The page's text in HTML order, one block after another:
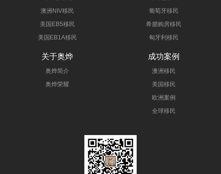
澳洲NIV移民
美国EB5移民
美国EB1A移民
葡萄牙移民
希腊购房移民
匈牙利移民
关于奥烨
奥烨简介
奥烨荣耀
成功案例
澳洲移民
美国移民
欧洲案例
全球移民